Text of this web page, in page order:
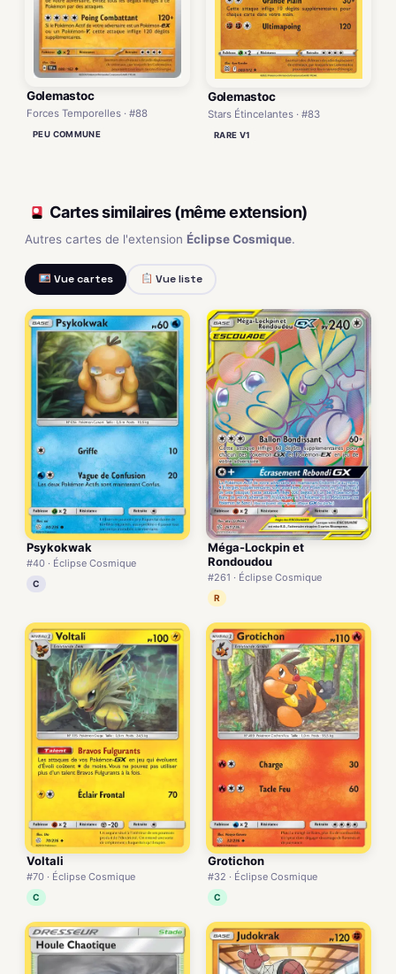
Golemastoc
Forces Temporelles · #88
PEU COMMUNE
Golemastoc
Stars Étincelantes · #83
RARE V1
Cartes similaires (même extension)
Autres cartes de l'extension Éclipse Cosmique.
Vue cartes Vue liste
Psykokwak
#40 · Éclipse Cosmique
C
Méga-Lockpin et
Rondoudou
#261 · Éclipse Cosmique
R
Voltali
#70 · Éclipse Cosmique
C
Grotichon
#32 · Éclipse Cosmique
C